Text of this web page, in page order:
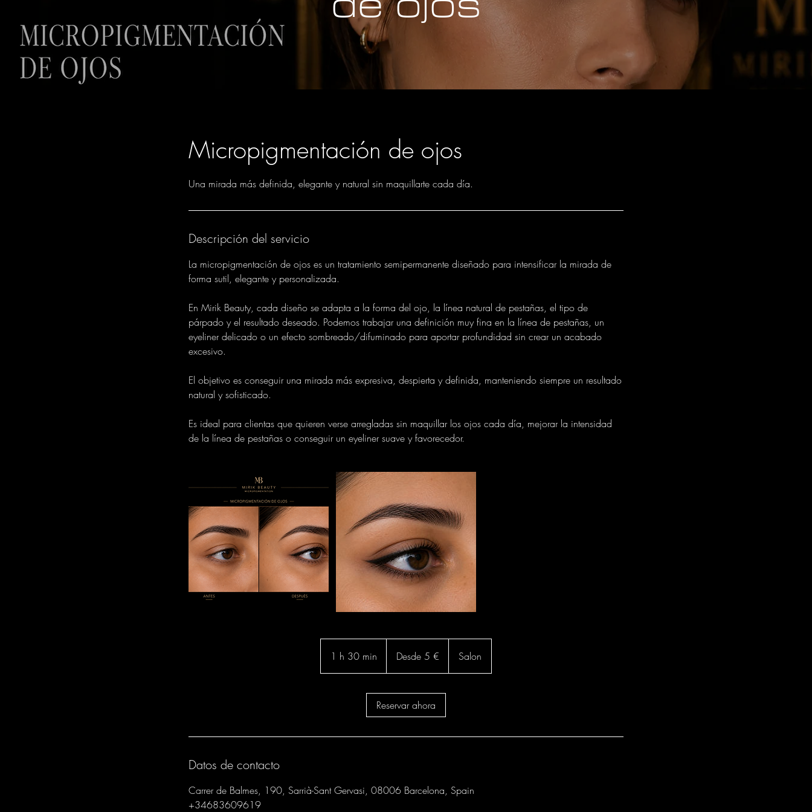
Micropigmentación de ojos
Una mirada más definida, elegante y natural sin maquillarte cada día.
Descripción del servicio
La micropigmentación de ojos es un tratamiento semipermanente diseñado para intensificar la mirada de
forma sutil, elegante y personalizada.
En Mirik Beauty, cada diseño se adapta a la forma del ojo, la línea natural de pestañas, el tipo de
párpado y el resultado deseado. Podemos trabajar una definición muy fina en la línea de pestañas, un
eyeliner delicado o un efecto sombreado/difuminado para aportar profundidad sin crear un acabado
excesivo.
El objetivo es conseguir una mirada más expresiva, despierta y definida, manteniendo siempre un resultado
natural y sofisticado.
Es ideal para clientas que quieren verse arregladas sin maquillar los ojos cada día, mejorar la intensidad
de la línea de pestañas o conseguir un eyeliner suave y favorecedor.
1 h 30 min
0
eurosDesde 5 € Salon
Reservar ahora
Datos de contacto
Carrer de Balmes, 190, Sarrià-Sant Gervasi, 08006 Barcelona, Spain
+34683609619